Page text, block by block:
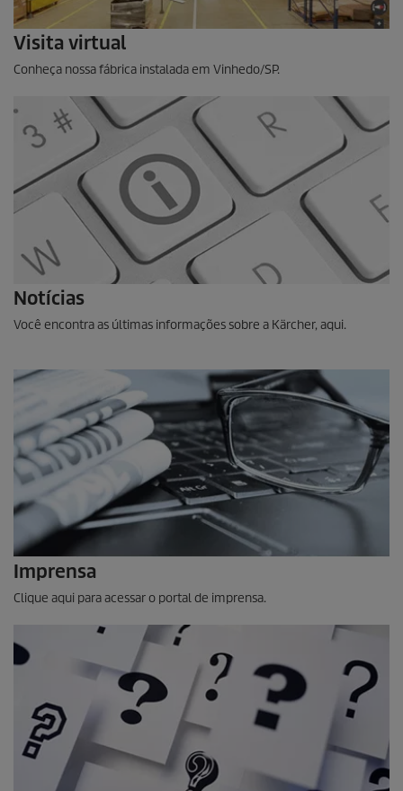
Visita virtual
Conheça nossa fábrica instalada em Vinhedo/SP.
Notícias
Você encontra as últimas informações sobre a Kärcher, aqui.
Imprensa
Clique aqui para acessar o portal de imprensa.